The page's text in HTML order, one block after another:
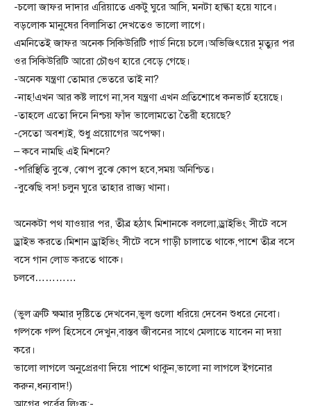
-চলো জাফর দাদার এরিয়াতে একটু ঘুরে আসি, মনটা হাল্কা হয়ে যাবে।
বড়লোক মানু্ষের বিলাসিতা দেখতেও ভালো লাগে।
এমনিতেই জাফর অনেক সিকিউরিটি গার্ড নিয়ে চলে।অভিজিৎয়ের মৃত্যুর পর
ওর সিকিউরিটি আরো চৌগুণ হারে বেড়ে গেছে।
-অনেক যন্ত্রণা তোমার ভেতরে তাই না?
-নাহ!এখন আর কষ্ট লাগে না,সব যন্ত্রণা এখন প্রতিশোধে কনভার্ট হয়েছে।
-তাহলে এতো দিনে নিশ্চয় ফাঁদ ভালোমতো তৈরী হয়েছে?
-সেতো অবশ্যই, শুধু প্রয়োগের অপেক্ষা।
– কবে নামছি এই মিশনে?
-পরিস্থিতি বুঝে, ঝোপ বুঝে কোপ হবে,সময় অনিশ্চিত।
-বুঝেছি বস! চলুন ঘুরে তাহার রাজ্য খানা।
অনেকটা পথ যাওয়ার পর, তীব্র হঠাৎ মিশানকে বললো,ড্রাইভিং সীটে বসে
ড্রাইভ করতে।মিশান ড্রাইভিং সীটে বসে গাড়ী চালাতে থাকে,পাশে তীব্র বসে
বসে গান লোড করতে থাকে।
চলবে…………
(ভুল ত্রুটি ক্ষমার দৃষ্টিতে দেখবেন,ভুল গুলো ধরিয়ে দেবেন শুধরে নেবো।
গল্পকে গল্প হিসেবে দেখুন,বাস্তব জীবনের সাথে মেলাতে যাবেন না দয়া
করে।
ভালো লাগলে অনুপ্রেরণা দিয়ে পাশে থাকুন,ভালো না লাগলে ইগনোর
করুন,ধন্যবাদ!)